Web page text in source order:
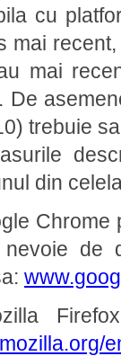
cu
mai
mai
De
trebuie
din
nevoie de